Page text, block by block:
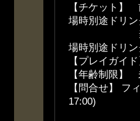
【チケット】
場時別途ドリン
当日：税
場時別途ドリン
【プレイガイ
【年齢制限】
【問合せ】 フ
17:00)